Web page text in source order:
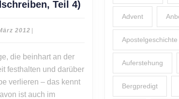
Teil 4)Alexander
Zwischen
Kompromiss
(Sendschreiben,
Teil
201225.
die beinhart an der
festhalten und darüber
verlieren – das kennt
ist auch im
Advent
Apostelgeschichte
Auferstehung
Bergpredigt